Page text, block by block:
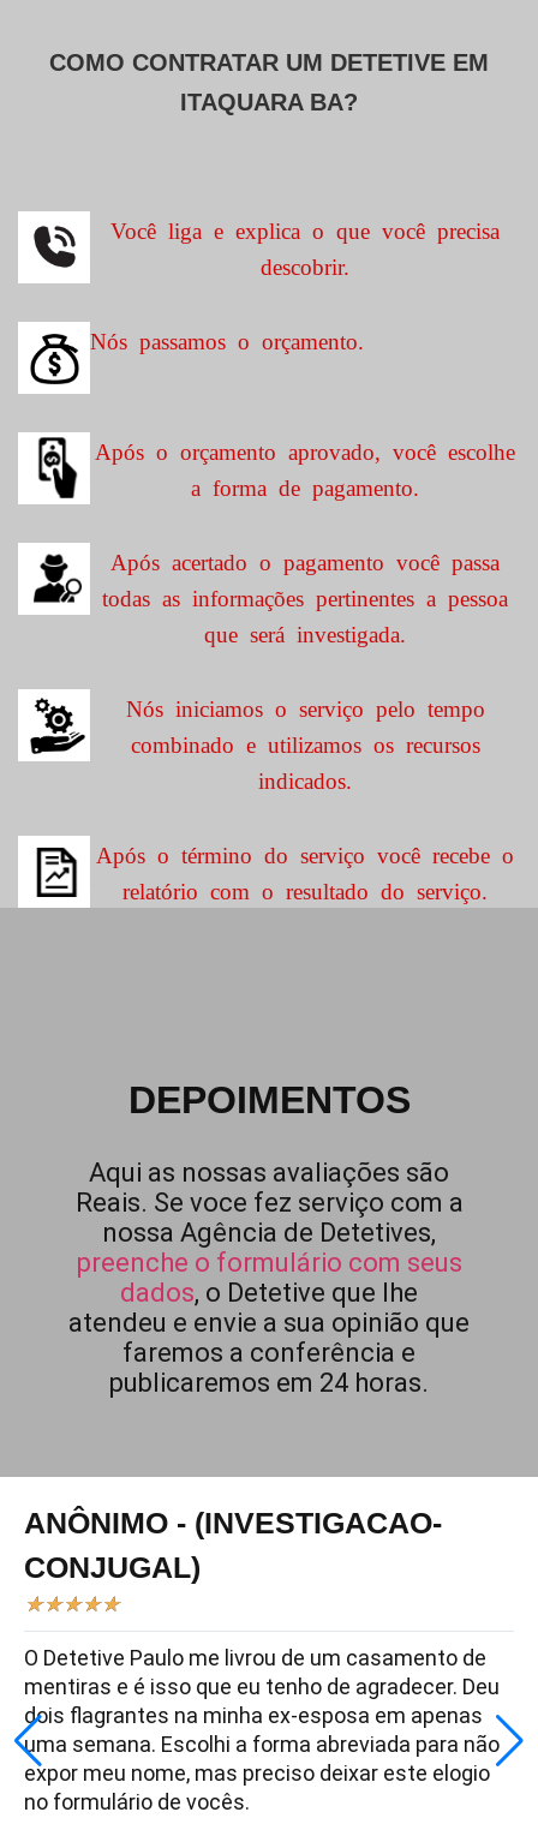
COMO CONTRATAR UM DETETIVE EM
ITAQUARA BA?
Você liga e explica o que você precisa
descobrir.
Nós passamos o orçamento.
Após o orçamento aprovado, você escolhe
a forma de pagamento.
Após acertado o pagamento você passa
todas as informações pertinentes a pessoa
que será investigada.
Nós iniciamos o serviço pelo tempo
combinado e utilizamos os recursos
indicados.
Após o término do serviço você recebe o
relatório com o resultado do serviço.
DEPOIMENTOS
Aqui as nossas avaliações são
Reais. Se voce fez serviço com a
nossa Agência de Detetives,
preenche o formulário com seus
dados, o Detetive que lhe
atendeu e envie a sua opinião que
faremos a conferência e
publicaremos em 24 horas.
ANÔNIMO - (INVESTIGACAO-
CONJUGAL)
★★★★★
O Detetive Paulo me livrou de um casamento de
mentiras e é isso que eu tenho de agradecer. Deu
dois flagrantes na minha ex-esposa em apenas
uma semana. Escolhi a forma abreviada para não
expor meu nome, mas preciso deixar este elogio
no formulário de vocês.